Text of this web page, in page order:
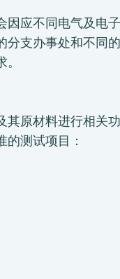
应不同电气及电
支办事处和不同
原材料进行相关
测试项目：